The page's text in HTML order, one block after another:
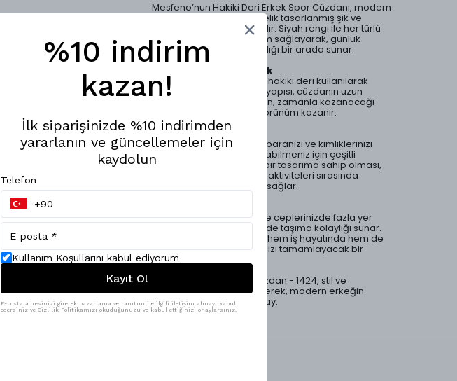
Mesfeno’nun Hakiki Deri Erkek Spor Cüzdanı, modern
erkeğin ihtiyaçlarına yönelik tasarlanmış şık ve
fonksiyonel bir aksesuardır. Siyah rengi ile her türlü
kıyafetle mükemmel uyum sağlayarak, günlük
kullanımda zarafeti ve şıklığı bir arada sunar.
Malzeme ve Dayanıklılık
Bu cüzdan, yüksek kaliteli hakiki deri kullanılarak
üretilmiştir. Derinin doğal yapısı, cüzdanın uzun
ömürlü olmasını sağlarken, zamanla kazanacağı
patina ile de estetik bir görünüm kazanır.
Fonksiyonel Tasarım
Cüzdan, kartlarınızı, nakit paranızı ve kimliklerinizi
düzenli bir şekilde saklayabilmeniz için çeşitli
bölmelere sahiptir. Spor bir tasarıma sahip olması,
hem günlük hem de spor aktiviteleri sırasında
rahatlıkla taşınabilmesini sağlar.
Kompakt yapısı sayesinde ceplerinizde fazla yer
kaplamazken, hafifliği ile de taşıma kolaylığı sunar.
Mesfeno’nun bu cüzdanı, hem iş hayatında hem de
sosyal ortamlarda şıklığınızı tamamlayacak bir
aksesuardır.
Hakiki Deri Erkek Spor Cüzdan - 1424, stil ve
işlevselliği bir araya getirerek, modern erkeğin
vazgeçilmezi olmaya aday.
%10 indirim
kazan!
İlk siparişinizde %10 indirimden
yararlanın ve güncellemeler için
kaydolun
Telefon
Kullanım Koşullarını kabul ediyorum
Kayıt Ol
E-posta adresinizi girerek pazarlama ve tanıtım ile ilgili iletişim almayı kabul
edersiniz ve Gizlilik Politikamızı okuduğunuzu ve kabul ettiğinizi onaylarsınız.